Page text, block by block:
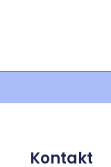
Kontakt